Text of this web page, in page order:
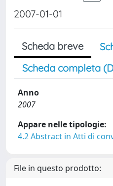
2007-01-01
Scheda breve
Scheda completa
Anno
2007
Appare nelle tipologie:
4.2 Abstract in Atti di
File in questo prodotto: